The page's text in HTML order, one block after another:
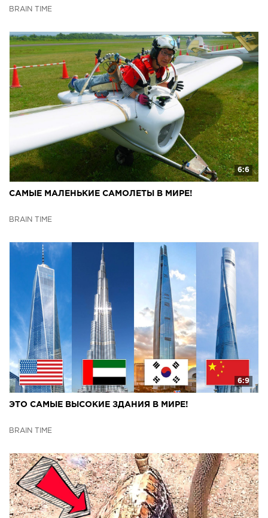
BRAIN TIME
6:6
САМЫЕ МАЛЕНЬКИЕ САМОЛЕТЫ В МИРЕ!
BRAIN TIME
6:9
ЭТО САМЫЕ ВЫСОКИЕ ЗДАНИЯ В МИРЕ!
BRAIN TIME